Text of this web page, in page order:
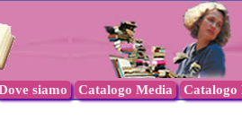
siamo Catalogo Media Catalogo